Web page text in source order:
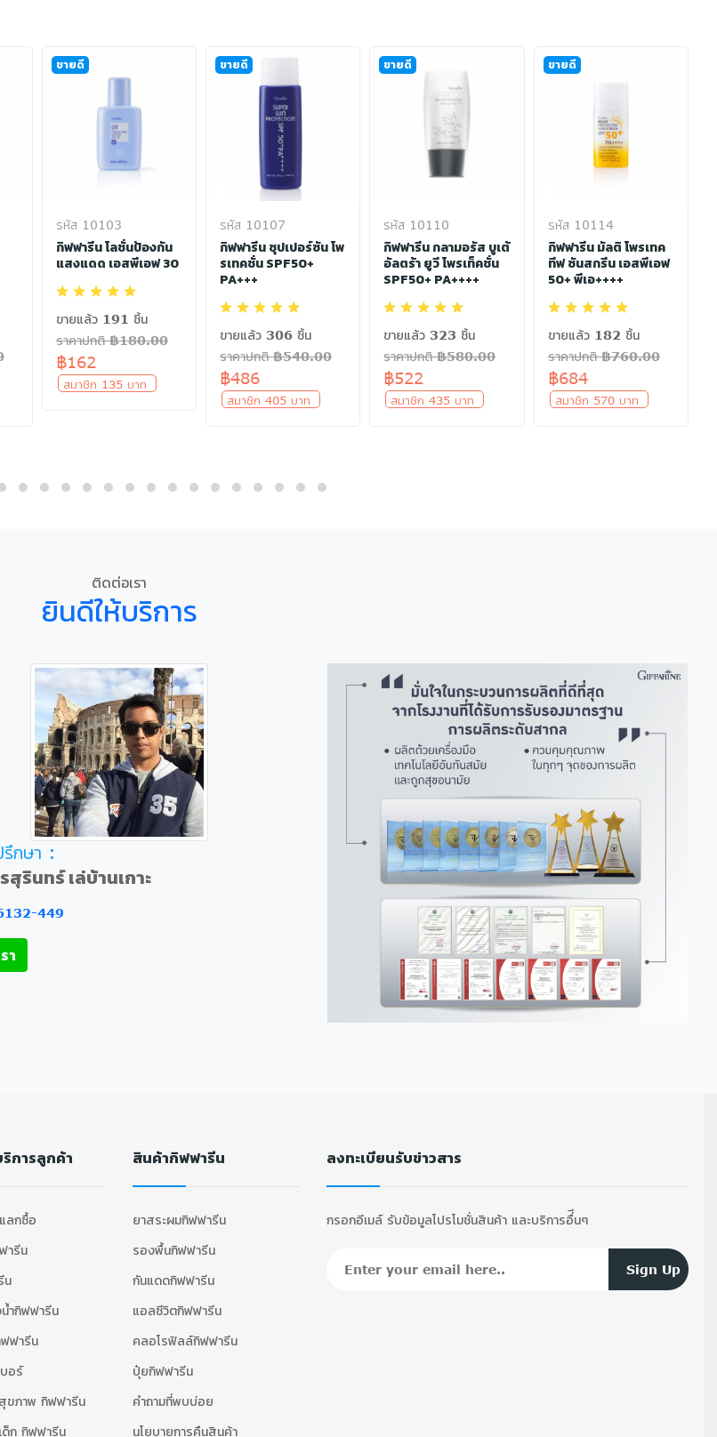
ขายดี
รหัส 10103
กิฟฟารีน โลชั่นป้องกัน
แสงแดด เอสพีเอฟ 30
ขายแล้ว 191 ชิ้น
ราคาปกติ ฿180.00
฿162
สมาชิก 135 บาท
ขายดี
รหัส 10107
กิฟฟารีน ซุปเปอร์ซัน โพ
รเทคชั่น SPF50+
PA+++
ขายแล้ว 306 ชิ้น
ราคาปกติ ฿540.00
฿486
สมาชิก 405 บาท
ขายดี
รหัส 10110
กิฟฟารีน กลามอรัส บูเต้
อัลตร้า ยูวี โพรเท็คชั่น
SPF50+ PA++++
ขายแล้ว 323 ชิ้น
ราคาปกติ ฿580.00
฿522
สมาชิก 435 บาท
ขายดี
รหัส 10114
กิฟฟารีน มัลติ โพรเทค
ทีฟ ซันสกรีน เอสพีเอฟ
50+ พีเอ++++
ขายแล้ว 182 ชิ้น
ราคาปกติ ฿760.00
฿684
สมาชิก 570 บาท
ติดต่อเรา
ยินดีให้บริการ
กษา :
รินทร์ เล่บ้านเกาะ
449
า
การลูกค้า
ลกซื้อ
ารีน
น
ำกิฟฟารีน
ฟารีน
อร์
ขภาพ กิฟฟารีน
ด็ก กิฟฟารีน
สินค้ากิฟฟารีน
ยาสระผมกิฟฟารีน
รองพื้นกิฟฟารีน
กันแดดกิฟฟารีน
แอลซีวิตกิฟฟารีน
คลอโรฟิลล์กิฟฟารีน
ปุ๋ยกิฟฟารีน
คำถามที่พบบ่อย
นโยบายการคืนสินค้า
ลงทะเบียนรับข่าวสาร
กรอกอีเมล์ รับข้อมูลโปรโมชั่นสินค้า และบริการอื่ีนๆ